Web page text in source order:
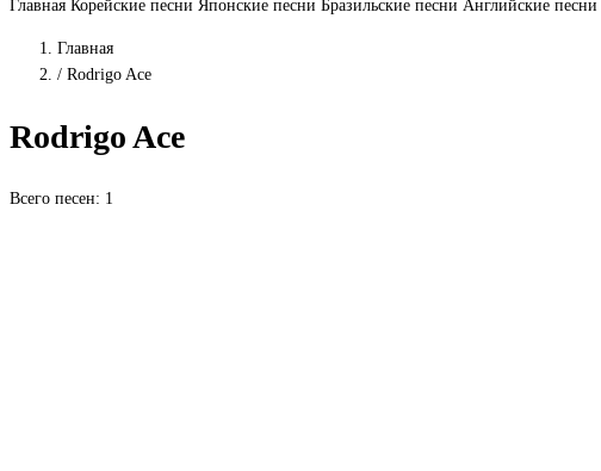
Главная Корейские песни Японские песни Бразильские песни Английские песни
Главная
/ Rodrigo Ace
Rodrigo Ace
Всего песен: 1